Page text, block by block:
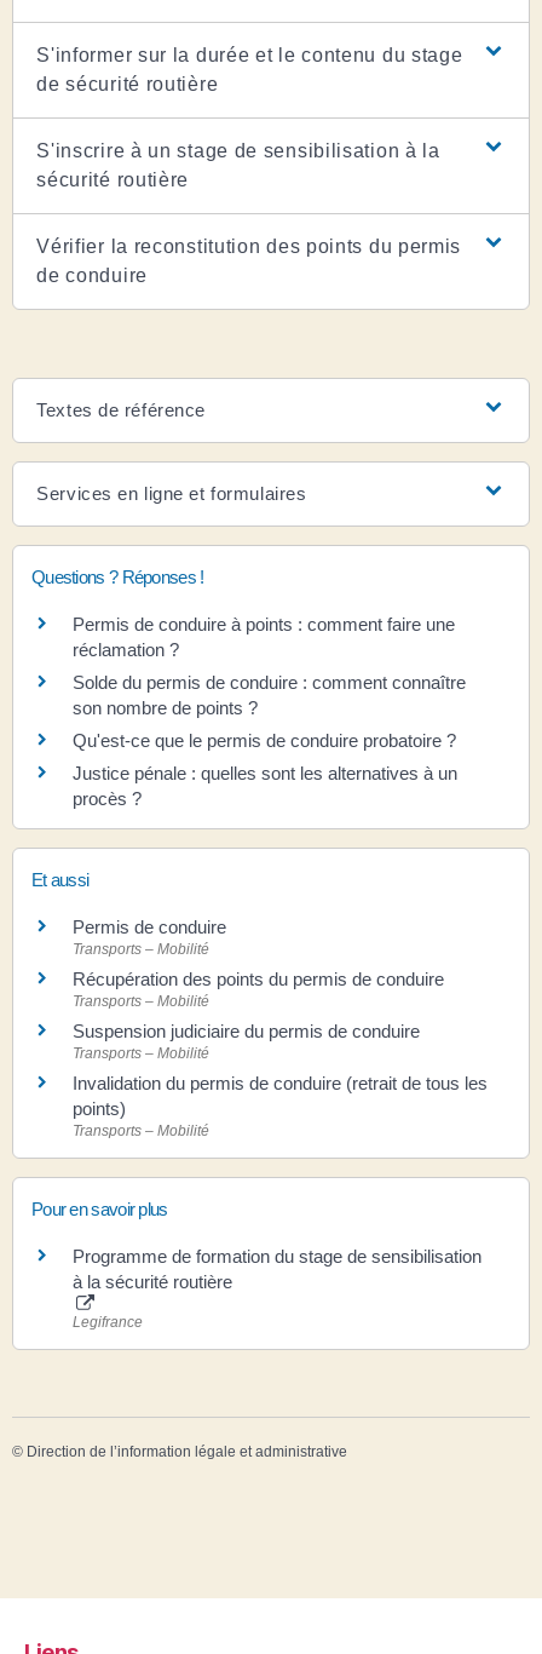
S'informer sur la durée et le contenu du stage
de sécurité routière
S'inscrire à un stage de sensibilisation à la
sécurité routière
Vérifier la reconstitution des points du permis
de conduire
Textes de référence
Services en ligne et formulaires
Questions ? Réponses !
Permis de conduire à points : comment faire une
réclamation ?
Solde du permis de conduire : comment connaître
son nombre de points ?
Qu'est-ce que le permis de conduire probatoire ?
Justice pénale : quelles sont les alternatives à un
procès ?
Et aussi
Permis de conduire
Transports – Mobilité
Récupération des points du permis de conduire
Transports – Mobilité
Suspension judiciaire du permis de conduire
Transports – Mobilité
Invalidation du permis de conduire (retrait de tous les
points)
Transports – Mobilité
Pour en savoir plus
Programme de formation du stage de sensibilisation
à la sécurité routière
Legifrance
© Direction de l’information légale et administrative